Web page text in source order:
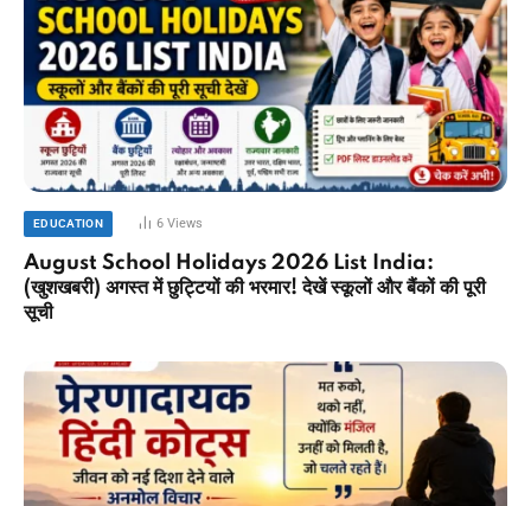
EDUCATION 6Views
August School Holidays 2026 List India:
(खुशखबरी) अगस्त में छुट्टियों की भरमार! देखें स्कूलों और बैंकों की पूरी
सूची